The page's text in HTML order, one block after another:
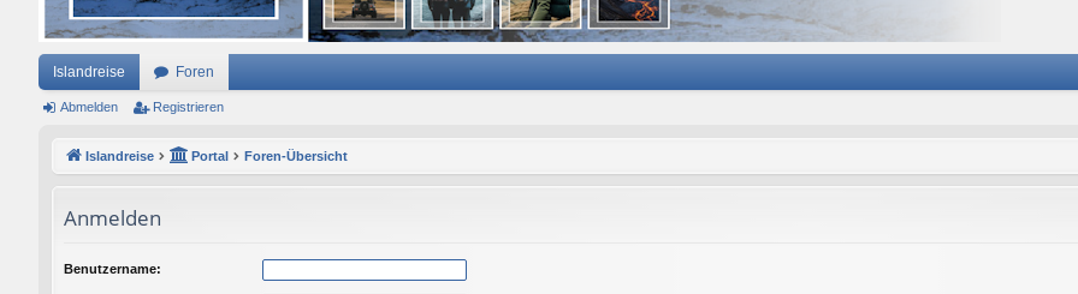
Islandreise Foren
Abmelden Registrieren
Islandreise Portal Foren-Übersicht
Anmelden
Benutzername: